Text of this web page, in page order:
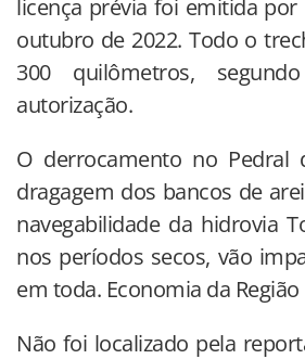
licença prévia foi emitida
outubro de 2022. Todo o
300 quilômetros,
autorização.
O derrocamento no Pedral
dragagem dos bancos de
navegabilidade da hidrovia
nos períodos secos, vão
em toda. Economia da
Não foi localizado pela